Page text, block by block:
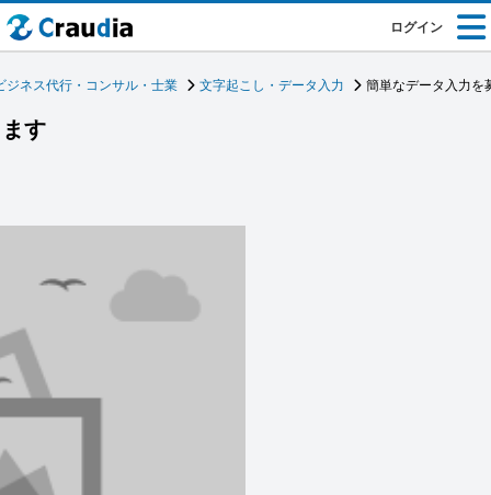
ログイン
ジネス代行・コンサル・士業 文字起こし・データ入力 簡単なデータ入力を
す